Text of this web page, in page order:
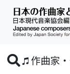
作曲家